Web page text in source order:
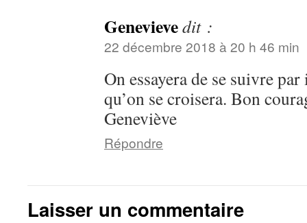
Genevievedit :
22 décembre 2018 à 20 h 46 min
On essayera de se suivre
qu’on se croisera. Bon
Geneviève
Répondre
Laisser un commentaire